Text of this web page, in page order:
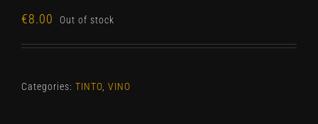
€8.00 Out of stock
Categories: TINTO VINO